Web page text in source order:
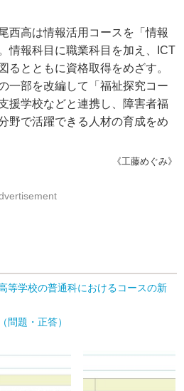
西高は情報活用コースを「情報
情報科目に職業科目を加え、ICT
るとともに資格取得をめざす。
一部を改編して「福祉探究コー
援学校などと連携し、障害者福
野で活躍できる人材の育成をめ
《工藤めぐみ》
等学校の普通科におけるコースの新
問題・正答）